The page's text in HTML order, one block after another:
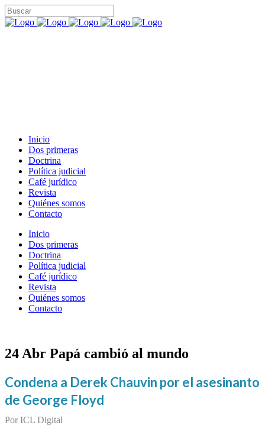
Inicio
Dos primeras
Doctrina
Política judicial
Café jurídico
Revista
Quiénes somos
Contacto
Inicio
Dos primeras
Doctrina
Política judicial
Café jurídico
Revista
Quiénes somos
Contacto
24 Abr Papá cambió al mundo
Condena a Derek Chauvin por el asesinanto
de George Floyd
Por ICL Digital